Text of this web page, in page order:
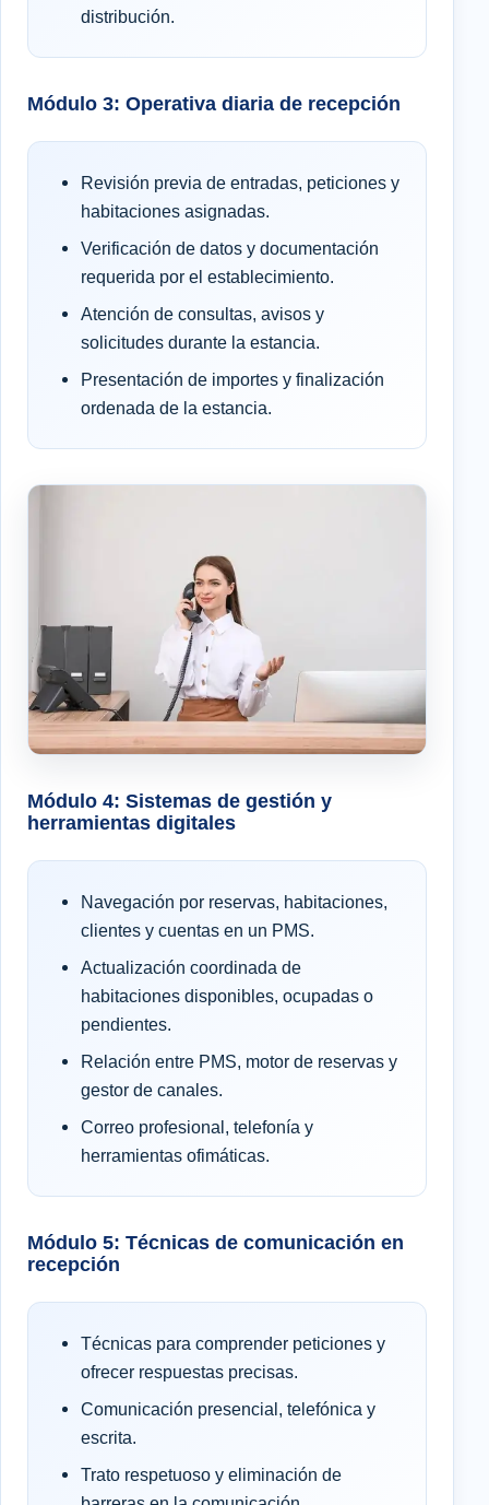
distribución.
Módulo 3: Operativa diaria de recepción
Revisión previa de entradas, peticiones y
habitaciones asignadas.
Verificación de datos y documentación
requerida por el establecimiento.
Atención de consultas, avisos y
solicitudes durante la estancia.
Presentación de importes y finalización
ordenada de la estancia.
Módulo 4: Sistemas de gestión y
herramientas digitales
Navegación por reservas, habitaciones,
clientes y cuentas en un PMS.
Actualización coordinada de
habitaciones disponibles, ocupadas o
pendientes.
Relación entre PMS, motor de reservas y
gestor de canales.
Correo profesional, telefonía y
herramientas ofimáticas.
Módulo 5: Técnicas de comunicación en
recepción
Técnicas para comprender peticiones y
ofrecer respuestas precisas.
Comunicación presencial, telefónica y
escrita.
Trato respetuoso y eliminación de